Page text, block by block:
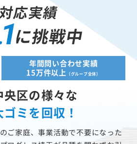
応実績
に挑戦中
年間問い合わせ実績
15万件以上
（グループ全体）
区の様々な
ミを回収！
ご家庭、事業活動で不要になった